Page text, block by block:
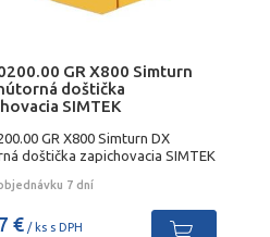
GR X800 Simturn
doštička
SIMTEK
GR X800 Simturn DX
doštička zapichovacia SIMTEK
7 dní
€ / ks s DPH